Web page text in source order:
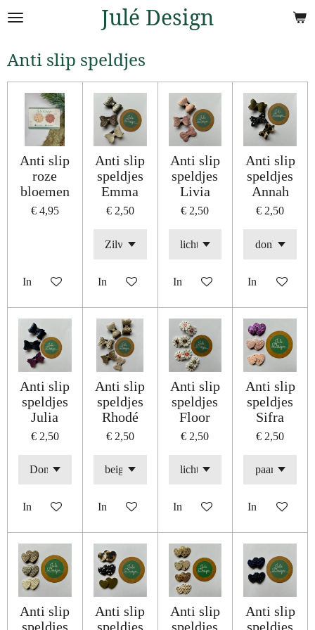
Ga
de
hoofdinhoud
Julé Design
Anti slip speldjes
Anti slip
roze
bloemen
€ 4,95
In winkelwagen
Anti slip
speldjes
Emma
€ 2,50
In winkelwagen
Anti slip
speldjes
Livia
€ 2,50
In winkelwagen
Anti slip
speldjes
Annah
€ 2,50
In
Anti slip
speldjes
Julia
€ 2,50
In winkelwagen
Anti slip
speldjes
Rhodé
€ 2,50
In winkelwagen
Anti slip
speldjes
Floor
€ 2,50
In winkelwagen
Anti slip
speldjes
Sifra
€ 2,50
In
Anti slip
speldjes
Anti slip
speldjes
Anti slip
speldjes
Anti slip
speldjes